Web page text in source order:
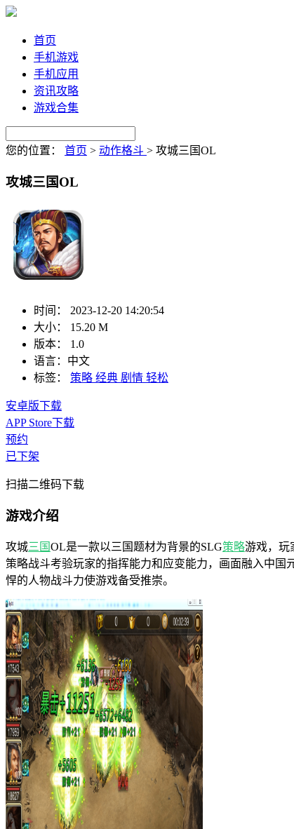
首页
手机游戏
手机应用
资讯攻略
游戏合集
您的位置： 首页 > 动作格斗 > 攻城三国OL
攻城三国OL
时间：
2023-12-20 14:20:54
大小：
15.20 M
版本：
1.0
语言： 中文
标签：
策略 经典 剧情 轻松
安卓版下载
APP Store下载
预约
已下架
扫描二维码下载
游戏介绍
攻城三国OL是一款以三国题材为背景的SLG策略游戏，玩
策略战斗考验玩家的指挥能力和应变能力，画面融入中国
悍的人物战斗力使游戏备受推崇。